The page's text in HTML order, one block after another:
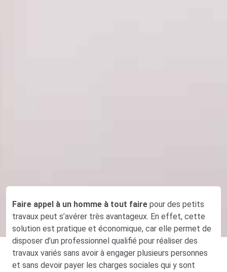
Faire appel à un homme à tout faire pour des petits
travaux peut s’avérer très avantageux. En effet, cette
solution est pratique et économique, car elle permet de
disposer d’un professionnel qualifié pour réaliser des
travaux variés sans avoir à engager plusieurs personnes
et sans devoir payer les charges sociales qui y sont